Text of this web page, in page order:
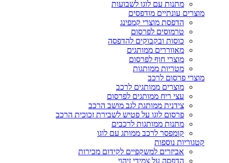
מתנות עם לוגו לשבועות
מוצרים עונתיים מודפסים
הדפסת מוצרי קמפינג
טרמוסים לפרסום
כוסות ובקבוקים להדפסה
מאווררים ממותגים
מוצרי חוף לפרסום
מטריות ממותגות
מוצרי פרסום לרכב
מוצרים ממותגים לרכב
עצי ריח ממותגים לפרסום
צידנית ממותגת לגב מושב הרכב
פרסום לוגו על פטיש לשבירת זכוכית הרכב
מתנות ממותגות לרכבים
קומפסר לרכב ממותג עם לוגו
קטגוריות נוספות
אביזרים למשקפיים לקידום מכירות
הדפסה על צמידי זיהוי